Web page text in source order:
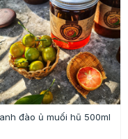
đào ủ muối hũ 500ml